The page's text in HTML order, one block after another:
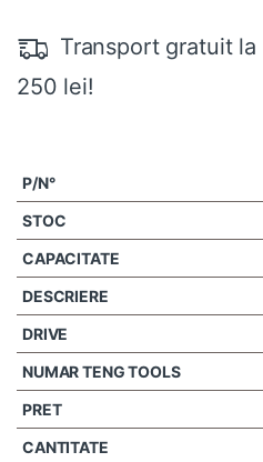
Transport gratuit
250 lei!